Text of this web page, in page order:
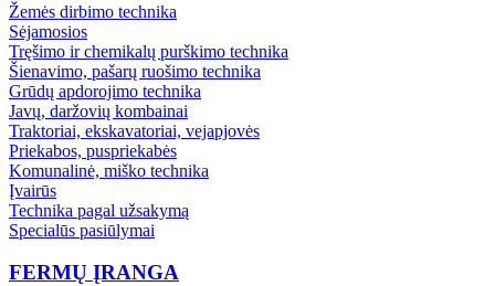
Žemės dirbimo technika
Sėjamosios
Tręšimo ir chemikalų purškimo technika
Šienavimo, pašarų ruošimo technika
Grūdų apdorojimo technika
Javų, daržovių kombainai
Traktoriai, ekskavatoriai, vejapjovės
Priekabos, puspriekabės
Komunalinė, miško technika
Įvairūs
Technika pagal užsakymą
Specialūs pasiūlymai
FERMŲ ĮRANGA